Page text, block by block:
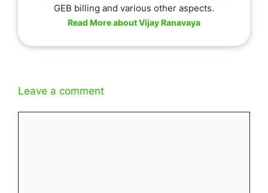
GEB billing and various other aspects.
Read More about Vijay Ranavaya
Leave a comment